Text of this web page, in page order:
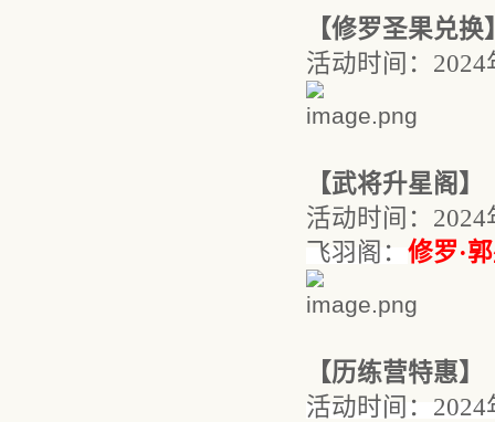
【修罗圣果兑换
活动时间： 2024
【武将升星阁】
活动时间： 2024
飞羽阁 ： 修罗·
【历练营特惠】
活动时间： 2024